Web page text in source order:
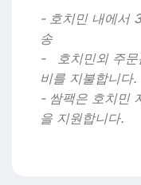
- 호치민 내에서
송
- 호치민외 주문
비를 지불합니다.
- 쌈팩은 호치민
을 지원합니다.